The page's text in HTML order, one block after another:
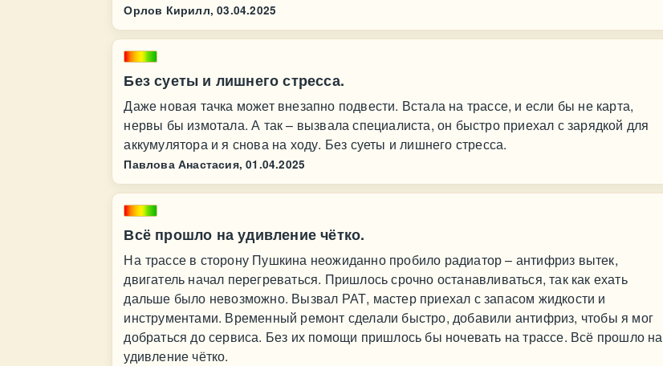
Орлов Кирилл, 03.04.2025
Без суеты и лишнего стресса.
Даже новая тачка может внезапно подвести. Встала на трассе, и если бы не карта,
нервы бы измотала. А так – вызвала специалиста, он быстро приехал с зарядкой для
аккумулятора и я снова на ходу. Без суеты и лишнего стресса.
Павлова Анастасия, 01.04.2025
Всё прошло на удивление чётко.
На трассе в сторону Пушкина неожиданно пробило радиатор – антифриз вытек,
двигатель начал перегреваться. Пришлось срочно останавливаться, так как ехать
дальше было невозможно. Вызвал РАТ, мастер приехал с запасом жидкости и
инструментами. Временный ремонт сделали быстро, добавили антифриз, чтобы я мог
добраться до сервиса. Без их помощи пришлось бы ночевать на трассе. Всё прошло на
удивление чётко.